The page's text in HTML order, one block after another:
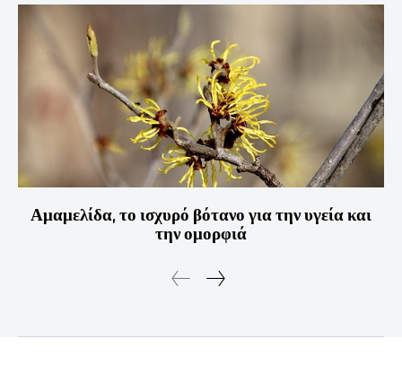
Αμαμελίδα, το ισχυρό βότανο για την υγεία και
την ομορφιά